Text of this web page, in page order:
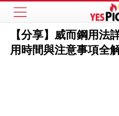
【分享】威而鋼用法
用時間與注意事項全